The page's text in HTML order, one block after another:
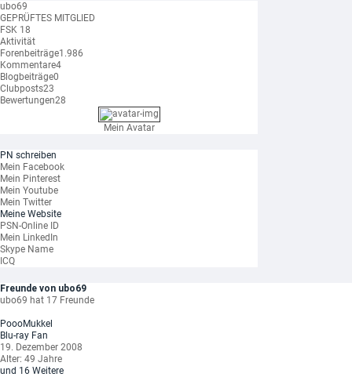
ubo69
GEPRÜFTES MITGLIED
FSK 18
Aktivität
Forenbeiträge1.986
Kommentare4
Blogbeiträge0
Clubposts23
Bewertungen28
Mein Avatar
PN schreiben
Mein Facebook
Mein Pinterest
Mein Youtube
Mein Twitter
Meine Website
PSN-Online ID
Mein LinkedIn
Skype Name
ICQ
Freunde von ubo69
ubo69 hat 17 Freunde
PoooMukkel
Blu-ray Fan
19. Dezember 2008
Alter: 49 Jahre
und 16 Weitere